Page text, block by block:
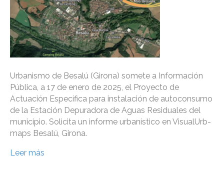
Urbanismo de Besalú (Girona) somete a Información
Pública, a 17 de enero de 2025, el Proyecto de
Actuación Específica para instalación de autoconsumo
de la Estación Depuradora de Aguas Residuales del
municipio. Solicita un informe urbanístico en VisualUrb-
maps Besalú, Girona.
Leer más